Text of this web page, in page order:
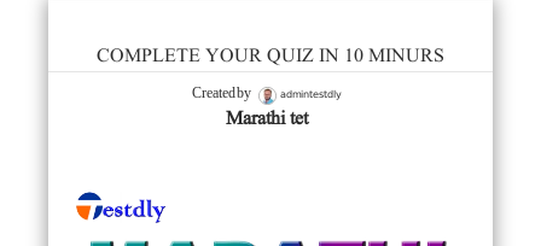
COMPLETE YOUR QUIZ IN 10 MINURS
Created by admintestdly
Marathi tet